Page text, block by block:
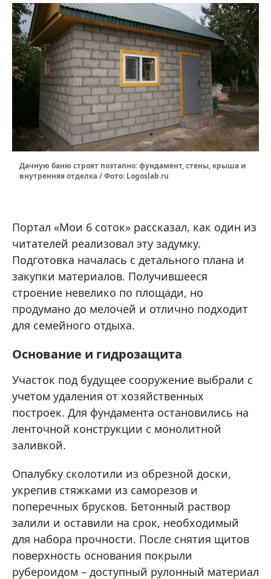
Дачную баню строят поэтапно: фундамент, стены, крыша и
внутренняя отделка / Фото: Logoslab.ru
Портал «Мои 6 соток» рассказал, как один из
читателей реализовал эту задумку.
Подготовка началась с детального плана и
закупки материалов. Получившееся
строение невелико по площади, но
продумано до мелочей и отлично подходит
для семейного отдыха.
Основание и гидрозащита
Участок под будущее сооружение выбрали с
учетом удаления от хозяйственных
построек. Для фундамента остановились на
ленточной конструкции с монолитной
заливкой.
Опалубку сколотили из обрезной доски,
укрепив стяжками из саморезов и
поперечных брусков. Бетонный раствор
залили и оставили на срок, необходимый
для набора прочности. После снятия щитов
поверхность основания покрыли
рубероидом – доступный рулонный материал